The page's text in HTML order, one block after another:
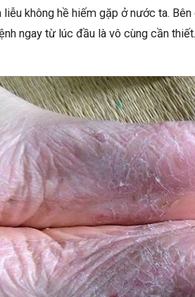
liễu không hề hiếm gặp ở nước ta.
ngay từ lúc đầu là vô cùng cần